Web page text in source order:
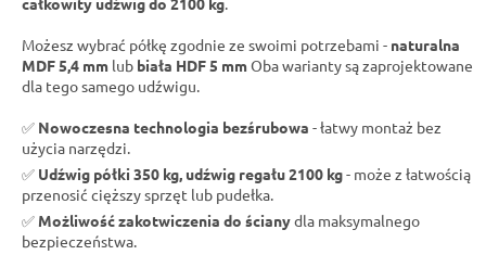
Możesz wybrać półkę zgodnie ze swoimi potrzebami - naturalna
MDF 5,4 mm lub biała HDF 5 mmOba warianty są zaprojektowane
dla tego samego udźwigu.
✅ Nowoczesna technologia bezśrubowa - łatwy montaż bez
użycia narzędzi.
✅ Udźwig półki 350 kg, udźwig regału 2100 kg- może z łatwością
przenosić cięższy sprzęt lub pudełka.
✅ Możliwość zakotwiczenia do ścianydla maksymalnego
bezpieczeństwa.